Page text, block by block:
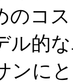
のコ
ル的
ンに